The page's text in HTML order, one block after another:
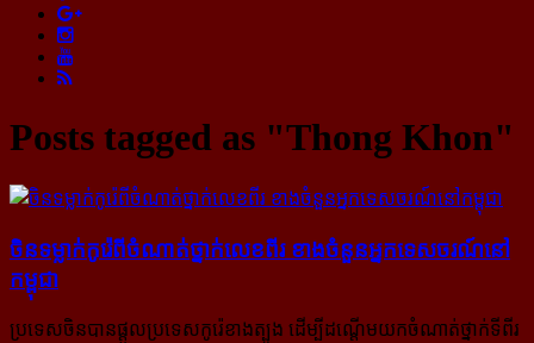
Posts tagged as "Thong Khon"
ចិន​ទម្លាក់​កូរ៉េ​ពី​ចំណាត់​ថ្នាក់​លេខ​ពីរ ខាង​ចំនួន​អ្នក​ទេសចរណ៍​នៅ​
កម្ពុជា
ប្រទេសចិនបានផ្ដួលប្រទេសកូរ៉េខាងត្បូង ដើម្បីដណ្ដើមយកចំណាត់ថ្នាក់ទីពីរ